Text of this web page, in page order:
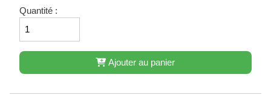
Quantité :
Ajouter au panier